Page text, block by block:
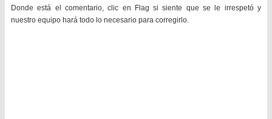
Donde está el comentario, clic en Flag si siente que se le irrespetó y
nuestro equipo hará todo lo necesario para corregirlo.